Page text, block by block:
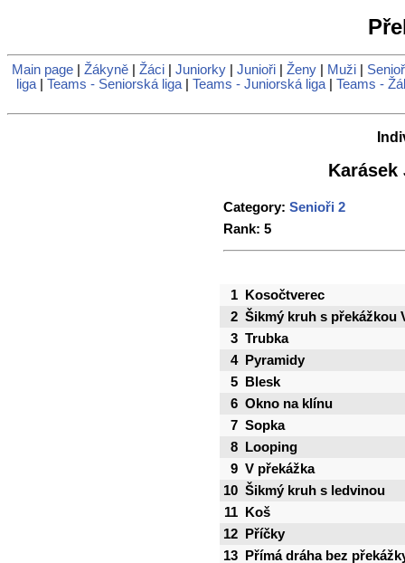
Main page| Žákyně| Žáci| Juniorky| Junioři| Ženy| Muži|
liga| Teams - Seniorská liga| Teams - Juniorská liga| Teams -
Karásek
Category: Senioři 2
Rank: 5
1
Kosočtverec
2 Šikmý kruh s překážkou
3 Trubka
4
Pyramidy
5
Blesk
6 Okno na klínu
7 Sopka
8
Looping
9 V překážka
10 Šikmý kruh s ledvinou
11
Koš
12
Příčky
13
Přímá dráha bez